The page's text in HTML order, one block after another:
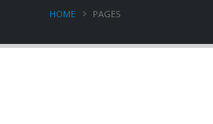
HOME PAGES